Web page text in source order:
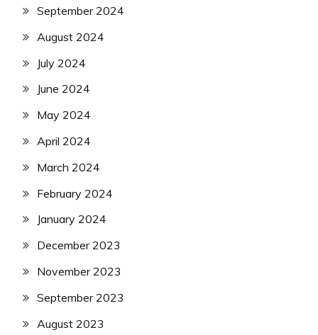
September 2024
August 2024
July 2024
June 2024
May 2024
April 2024
March 2024
February 2024
January 2024
December 2023
November 2023
September 2023
August 2023